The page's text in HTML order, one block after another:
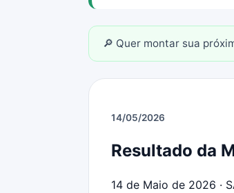
🔎 Quer montar sua
14/05/2026
Resultado da
14 de Maio de 2026 ·